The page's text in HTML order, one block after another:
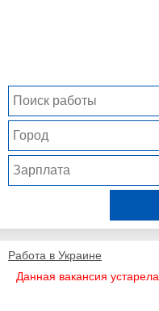
Работа в Украине
Данная вакансия устарела